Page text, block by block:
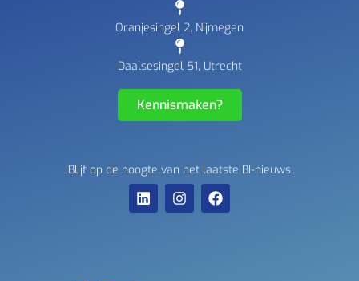
Oranjesingel 2, Nijmegen
Daalsesingel 51, Utrecht
Kennismaken?
Blijf op de hoogte van het laatste BI-nieuws